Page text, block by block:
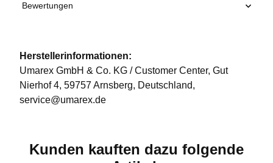
Bewertungen
Herstellerinformationen:
Umarex GmbH & Co. KG / Customer Center, Gut
Nierhof 4, 59757 Arnsberg, Deutschland,
service@umarex.de
Kunden kauften dazu folgende